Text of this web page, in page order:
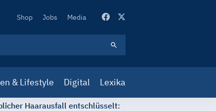
Secondary
Shop Jobs Media
& Lifestyle Digital Lexika
Haarausfall entschlüsselt: